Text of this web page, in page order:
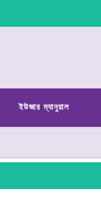
ইউজার ম্যানুয়াল